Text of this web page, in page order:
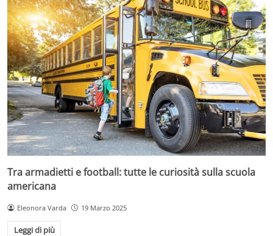
Tra armadietti e football: tutte le curiosità sulla scuola
americana
Eleonora Varda 19 Marzo 2025
Leggi di più